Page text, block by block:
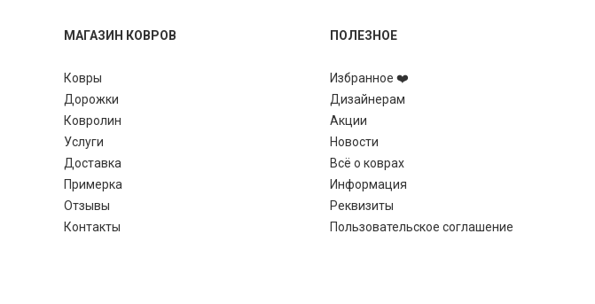
МАГАЗИН КОВРОВ
Ковры
Дорожки
Ковролин
Услуги
Доставка
Примерка
Отзывы
Контакты
ПОЛЕЗНОЕ
Избранное ❤️
Дизайнерам
Акции
Новости
Всё о коврах
Информация
Реквизиты
Пользовательское соглашение